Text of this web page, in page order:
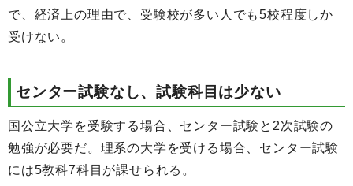
で、経済上の理由で、受験校が多い人でも5校程度しか
受けない。
センター試験なし、試験科目は少ない
国公立大学を受験する場合、センター試験と2次試験の
勉強が必要だ。理系の大学を受ける場合、センター試験
には5教科7科目が課せられる。